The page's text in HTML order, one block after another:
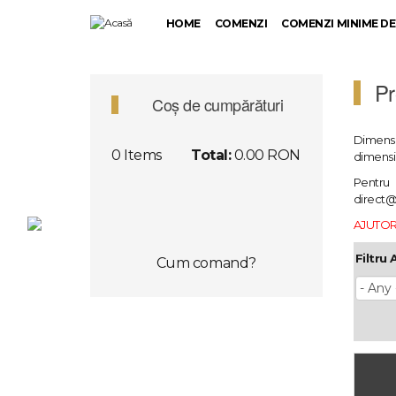
HOME COMENZI COMENZI MINIME
Coș de cumpărături
0 Items Total:0.00 RON
Cum comand?
Pentru
Filtru